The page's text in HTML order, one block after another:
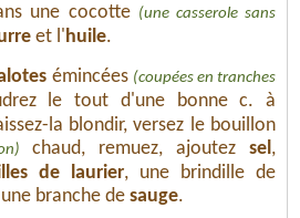
une cocotte (une casserole sans
et l' huile.
émincées (coupées en tranches
le tout d'une bonne c. à
la blondir, versez le bouillon
chaud, remuez, ajoutezsel ,
de laurier, une brindille de
branche de sauge.